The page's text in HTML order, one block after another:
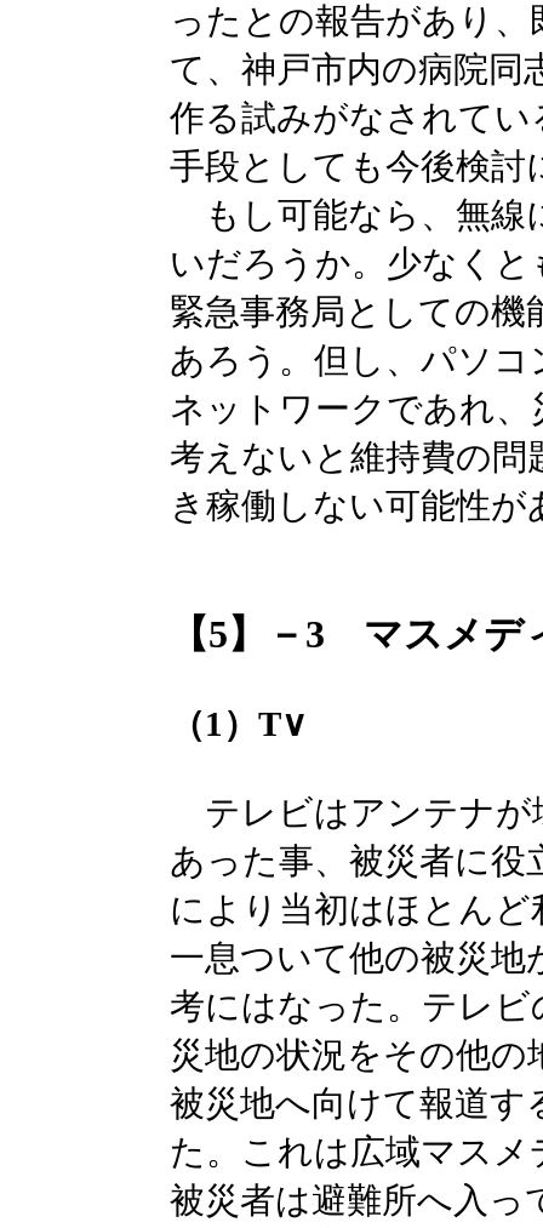
ったとの報告があり
て、神戸市内の病院
作る試みがなされてい
手段としても今後検討
もし可能なら、無線
いだろうか。少なくと
緊急事務局としての機
あろう。但し、パソ
ネットワークであれ
考えないと維持費の
き稼働しない可能性が
【5】－3 マスメデ
（1）T∨
テレビはアンテナが
あった事、被災者に役
により当初はほとん
一息ついて他の被災
考にはなった。テレ
災地の状況をその他
被災地へ向けて報道
た。これは広域マス
被災者は避難所へ入っ